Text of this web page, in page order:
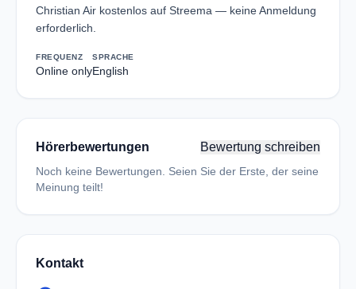
Christian Air kostenlos auf Streema — keine Anmeldung
erforderlich.
FREQUENZ
Online only
SPRACHE
English
Hörerbewertungen Bewertung schreiben
Noch keine Bewertungen. Seien Sie der Erste, der seine
Meinung teilt!
Kontakt